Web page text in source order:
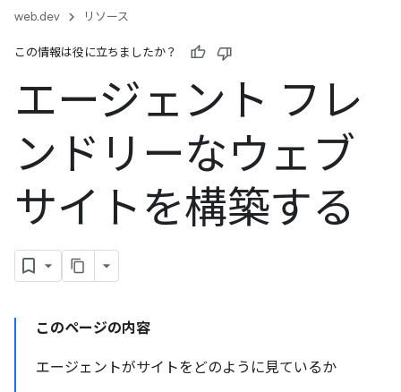
web.dev リソース
この情報は役に立ちましたか？
エージェント フレ
ンドリーなウェブ
サイトを構築する
このページの内容
エージェントがサイトをどのように見ているか